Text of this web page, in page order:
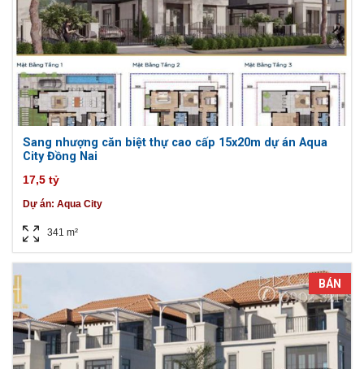
Sang nhượng căn biệt thự cao cấp 15x20m dự án Aqua
City Đồng Nai
17,5 tỷ
Dự án: Aqua City
341 m²
BÁN